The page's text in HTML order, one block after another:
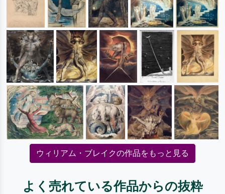
ウィリアム・ブレイクの作品をもっと見る
よく売れている作品からの抜粋